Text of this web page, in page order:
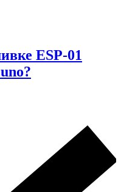
ESP-01